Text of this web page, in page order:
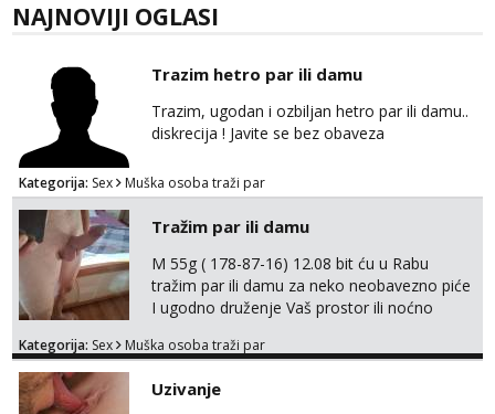
Vanesa
Tel:064/677-677
- Kod: #74
tel:0,93€ - mob:1,12€ min
Zara
Tel:064/677-677- Kod: #123
Čekam tvoj poziv!
Tel: 064/677-677
- Kod: #142
tel:0,93€ - mob:1,12€ min
NAJNOVIJI OGLASI
Trazim hetro par ili damu
Trazim, ugodan i ozbiljan hetro par ili damu..
diskrecija ! Javite se bez obaveza
Kategorija: Sex Muška osoba traži par
Tražim par ili damu
M 55g ( 178-87-16) 12.08 bit ću u Rabu
tražim par ili damu za neko neobavezno piće
I ugodno druženje Vaš prostor ili noćno
trata.vrh@gmail.com
Kategorija: Sex Muška osoba traži par
Uzivanje